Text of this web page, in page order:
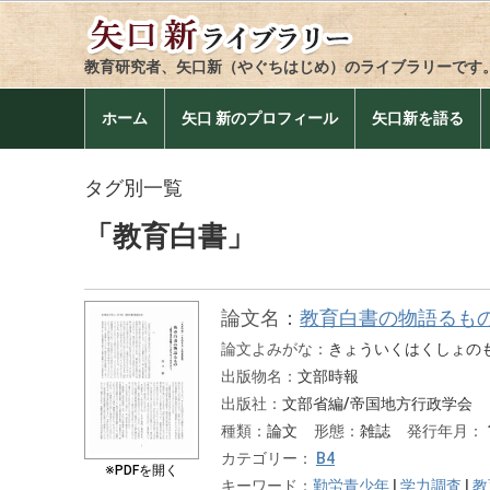
教育研究者、矢口新（やぐちはじめ）のライブラリーです
ホーム 矢口 新のプロフィール 矢口新を語る
タグ別一覧
「教育白書」
※PDFを開く
論文名： 教育白書の物語るも
論文よみがな： きょういくはくしょの
出版物名： 文部時報
出版社： 文部省編/帝国地方行政学会
種類： 論文 形態： 雑誌 発行年月：
カテゴリー：
B4
キーワード： 勤労青少年 学力調査